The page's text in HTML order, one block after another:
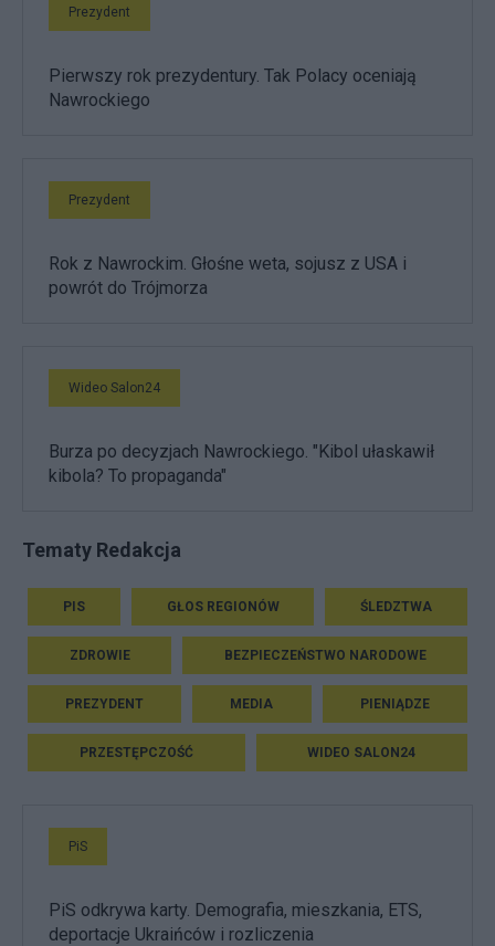
Prezydent
Pierwszy rok prezydentury. Tak Polacy oceniają
Nawrockiego
Prezydent
Rok z Nawrockim. Głośne weta, sojusz z USA i
powrót do Trójmorza
Wideo Salon24
Burza po decyzjach Nawrockiego. "Kibol ułaskawił
kibola? To propaganda"
Tematy Redakcja
PIS GŁOS REGIONÓW ŚLEDZTWA
ZDROWIE BEZPIECZEŃSTWO NARODOWE
PREZYDENT MEDIA PIENIĄDZE
PRZESTĘPCZOŚĆ WIDEO SALON24
PiS
PiS odkrywa karty. Demografia, mieszkania, ETS,
deportacje Ukraińców i rozliczenia